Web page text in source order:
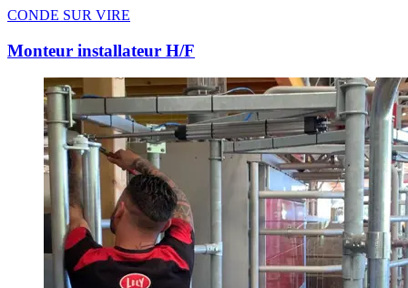
CONDE SUR VIRE
Monteur installateur H/F